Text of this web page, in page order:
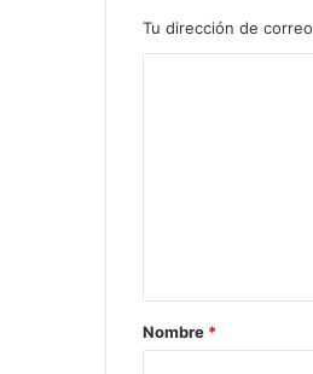
Tu dirección de
rNombre *